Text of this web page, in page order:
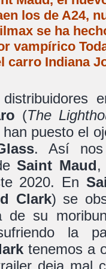
los de A24,
se ha
vampírico
carro Indiana
(The
han puesto el
. Así nos
Saint Maud,
2020. En
Clark) se
de su
la
tenemos a
deja mal